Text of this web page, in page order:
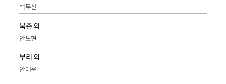
백무산
북촌 외
안도현
부리 외
안태운